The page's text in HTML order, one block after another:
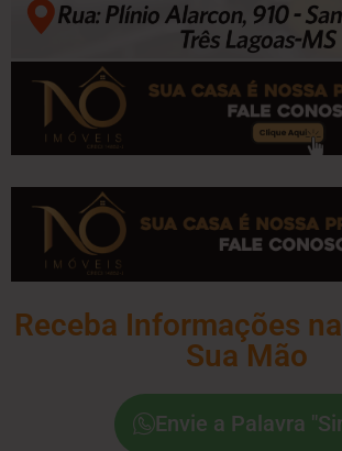
Receba Informações
Sua Mão
Envie a Palavra